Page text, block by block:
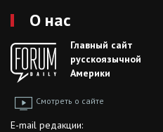
О нас
Главный сайт
русскоязычной
Америки
Смотреть о сайте
E-mail редакции: